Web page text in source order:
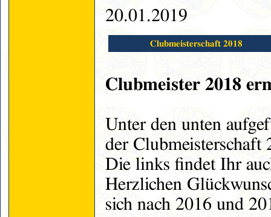
20.01.2019
Clubmeisterschaft 2018
Clubmeister 2018
Unter den unten
der Clubmeisterschaft
Die links findet Ihr
Herzlichen
sich nach 2016 und